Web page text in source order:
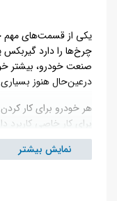
یکی از قسمت‌های مهم
چرخ‌ها را دارد
صنعت خودرو، بیشتر
درعین‌حال هنوز
هر خودرو برای کار
برای کار خاصی
که داخل گیربکس و
زودهنگام آن جلوگیری
نمایش بیشتر